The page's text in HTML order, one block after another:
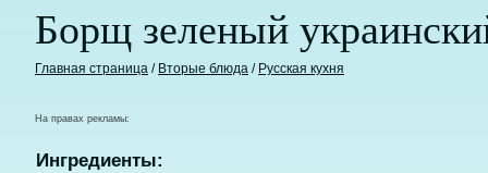
Борщ зеленый
Главная страница / Вторые блюда / Русская кухня
На правах рекламы:
Ингредиенты: